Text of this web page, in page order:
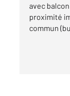
avec
proximité
commun